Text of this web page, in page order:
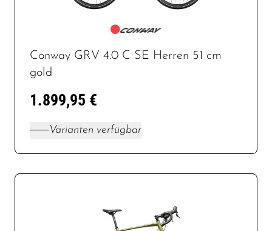
Conway GRV 4.0 C SE Herren 51 cm
gold
1.899,95 €
Varianten verfügbar